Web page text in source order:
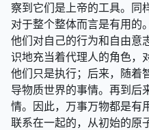
察到它们是上帝的工具。同
对于整个整体而言是有用的
他们对自己的行为和自由意
识地充当着代理人的角色，
他们只是执行；后来，随着
导物质世界的事情。再到后
情。因此，万事万物都是有
联系在一起的，从初始的